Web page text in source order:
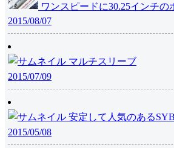
ワンスピードに30.25インチの
2015/08/07
マルチスリーブ
2015/07/09
安定して人気のあるSYB
2015/05/08